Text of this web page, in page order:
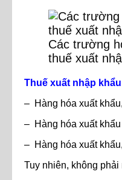
Các trường
thuế xuất
Thuế xuất nhập
– Hàng hóa xuất
– Hàng hóa xuất
– Hàng hóa xuất
Tuy nhiên, không